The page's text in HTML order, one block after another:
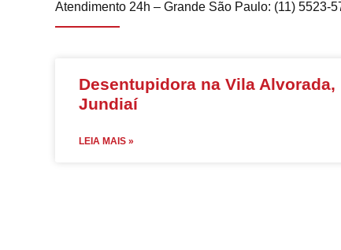
Atendimento 24h – Grande São Paulo: (11) 5523-
Desentupidora na Vila Alvorada,
Jundiaí
LEIA MAIS »